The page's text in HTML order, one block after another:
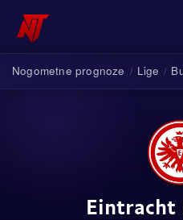
Nogometne prognoze / Lige /